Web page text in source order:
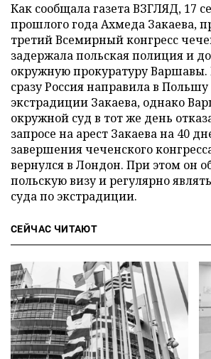
Как сообщала газета ВЗГЛЯД, 17
прошлого года Ахмеда Закаева,
третий Всемирный конгресс
задержала польская полиция и
окружную прокуратуру
сразу Россия направила в Польшу
экстрадиции Закаева, однако
окружной суд в тот же день
запросе на арест Закаева на 40
завершения чеченского
вернулся в Лондон. При этом он
польскую визу и регулярно
суда по экстрадиции.
СЕЙЧАС ЧИТАЮТ